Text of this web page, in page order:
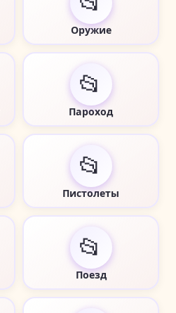
Оружие
📂
Пароход
📂
Пистолеты
📂
Поезд